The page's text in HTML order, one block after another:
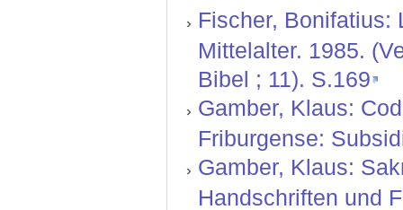
Fischer, Bonifatius:
Mittelalter. 1985.
Bibel ; 11). S.169
Gamber, Klaus:
Friburgense:
Gamber, Klaus:
Handschriften und